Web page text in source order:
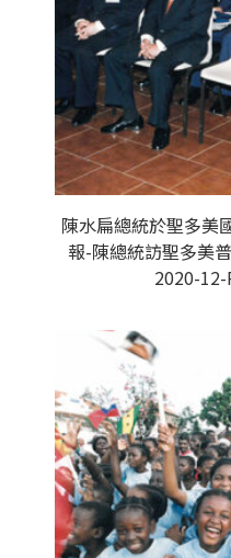
陳水扁總統於聖多美
報-陳總統訪聖多美
2020-